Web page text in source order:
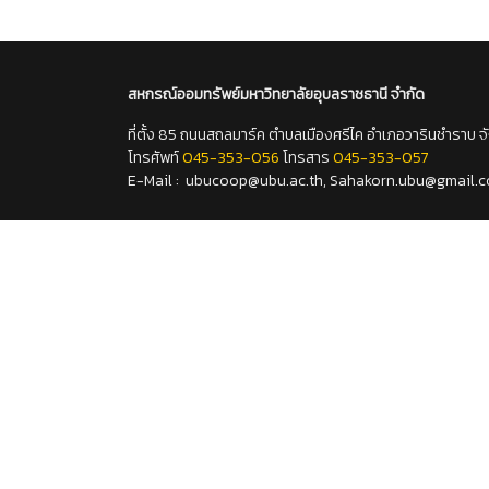
สหกรณ์ออมทรัพย์มหาวิทยาลัยอุบลราชธานีจำกัด
ที่ตั้ง 85 ถนนสถลมาร์ค ตำบลเมืองศรีไค อำเภอวารินชำราบ
โทรศัพท์045-353-056โทรสาร045-353-057
E-Mail : ubucoop@ubu.ac.th,